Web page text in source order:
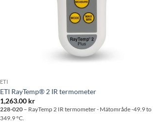
ETI
ETI RayTemp® 2 IR termometer
1,263.00 kr
228-020 – RayTemp 2 IR termometer - Mätområde -49.9 to
349.9 °C.